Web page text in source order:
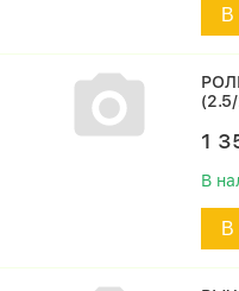
В
1
В
В